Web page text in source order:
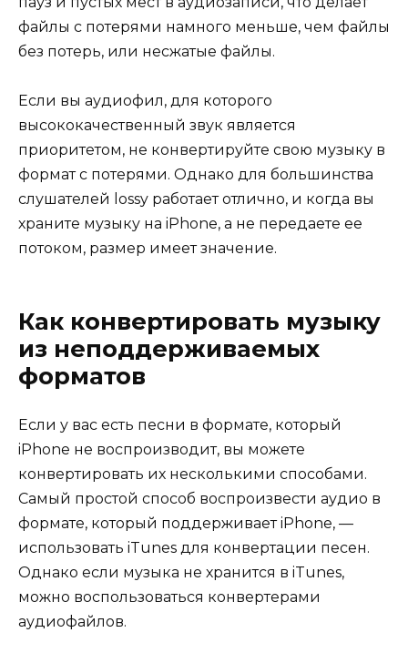
файлы с потерями намного меньше, чем файлы
без потерь, или несжатые файлы.
Если вы аудиофил, для которого
высококачественный звук является
приоритетом, не конвертируйте свою музыку в
формат с потерями. Однако для большинства
слушателей lossy работает отлично, и когда вы
храните музыку на iPhone, а не передаете ее
потоком, размер имеет значение.
Как конвертировать музыку
из неподдерживаемых
форматов
Если у вас есть песни в формате, который
iPhone не воспроизводит, вы можете
конвертировать их несколькими способами.
Самый простой способ воспроизвести аудио в
формате, который поддерживает iPhone, —
использовать iTunes для конвертации песен.
Однако если музыка не хранится в iTunes,
можно воспользоваться конвертерами
аудиофайлов.